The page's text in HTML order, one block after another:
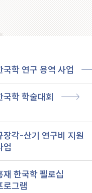
국학 연구 용역 사업
국학 학술대회
장각-산기 연구비 지원
업
재 한국학 펠로십
로그램